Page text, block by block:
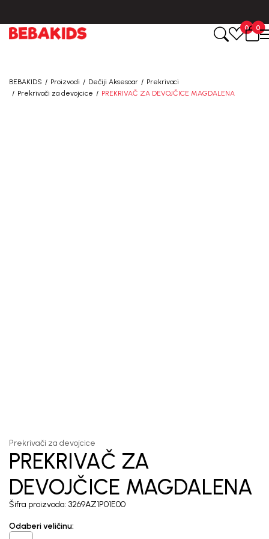
0
0
BEBAKIDS Proizvodi Dečiji Aksesoar
Prekrivaci
Prekrivači za devojcice
PREKRIVAČ ZA DEVOJČICE MAGDALENA
Prekrivači za devojcice
PREKRIVAČ ZA
DEVOJČICE MAGDALENA
Šifra proizvoda: 3269AZ1P01E00
Odaberi veličinu: